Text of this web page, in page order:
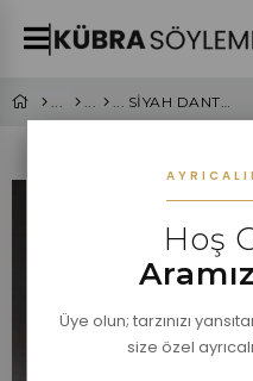
SİYAH DANTEL DETAY TİŞÖRT
Hoş
Üye olun; tarzınızı
size özel